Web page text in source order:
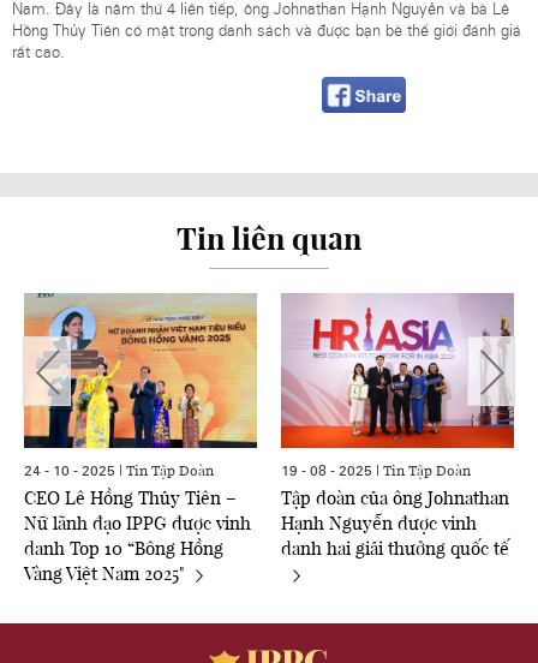
Nam. Đây là năm thứ 4 liên tiếp, ông Johnathan Hạnh Nguyễn và bà Lê
Hồng Thủy Tiên có mặt trong danh sách và được bạn bè thế giới đánh giá
rất cao.
Tin liên quan
24 - 10 - 2025 | Tin Tập Đoàn
CEO Lê Hồng Thủy Tiên –
Nữ lãnh đạo IPPG được vinh
danh Top 10 “Bông Hồng
Vàng Việt Nam 2025"
19 - 08 - 2025 | Tin Tập Đoàn
Tập đoàn của ông Johnathan
Hạnh Nguyễn được vinh
danh hai giải thưởng quốc tế